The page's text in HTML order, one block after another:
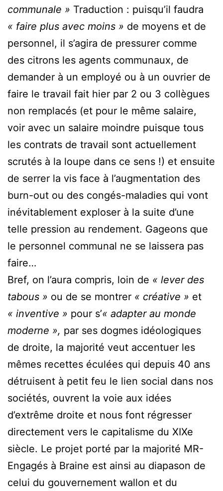
communale » Traduction : puisqu’il faudra
« faire plus avec moins » de moyens et de
personnel, il s’agira de pressurer comme
des citrons les agents communaux, de
demander à un employé ou à un ouvrier de
faire le travail fait hier par 2 ou 3 collègues
non remplacés (et pour le même salaire,
voir avec un salaire moindre puisque tous
les contrats de travail sont actuellement
scrutés à la loupe dans ce sens !) et ensuite
de serrer la vis face à l’augmentation des
burn-out ou des congés-maladies qui vont
inévitablement exploser à la suite d’une
telle pression au rendement. Gageons que
le personnel communal ne se laissera pas
faire…
Bref, on l’aura compris, loin de « lever des
tabous » ou de se montrer « créative » et
« inventive » pour s’« adapter au monde
moderne », par ses dogmes idéologiques
de droite, la majorité veut accentuer les
mêmes recettes éculées qui depuis 40 ans
détruisent à petit feu le lien social dans nos
sociétés, ouvrent la voie aux idées
d’extrême droite et nous font régresser
directement vers le capitalisme du XIXe
siècle. Le projet porté par la majorité MR-
Engagés à Braine est ainsi au diapason de
celui du gouvernement wallon et du